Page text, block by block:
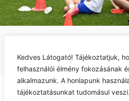
Kedves Látogató! Tájékoztatjuk,
felhasználói élmény fokozásának
alkalmazunk. A honlapunk
tájékoztatásunkat tudomásul
2026
Adatkezelési